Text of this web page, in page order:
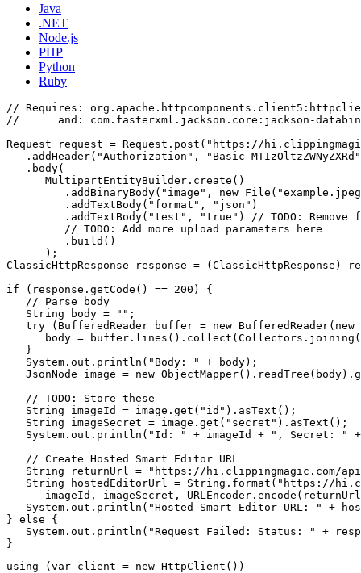
Java
.NET
Node.js
PHP
Python
Ruby
// Requires:
//      and: com.fasterxml.jackson.core:jackson-
Request request = Request.post("https://
.addHeader("Authorization", "Basic
   .body(
      MultipartEntityBuilder.create()
.addBinaryBody("image", new
         .addTextBody("format", "json")
.addTextBody("test", "true") // TODO: Remove
         // TODO: Add more upload parameters here
         .build()
      );
ClassicHttpResponse response = (ClassicHttpResponse)
if (response.getCode() == 200) {
   // Parse body
   String body = "";
try (BufferedReader buffer = new
body =
   }
   System.out.println("Body: " + body);
JsonNode image = new
   // TODO: Store these
   String imageId = image.get("id").asText();
   String imageSecret = image.get("secret").asText();
System.out.println("Id: " + imageId + ", Secret: "
   // Create Hosted Smart Editor URL
String returnUrl = "https://hi.clippingmagic.com/
String hostedEditorUrl = String.format("https://
imageId, imageSecret,
System.out.println("Hosted Smart Editor URL: " +
} else {
System.out.println("Request Failed: Status: " +
using (var client = new HttpClient())